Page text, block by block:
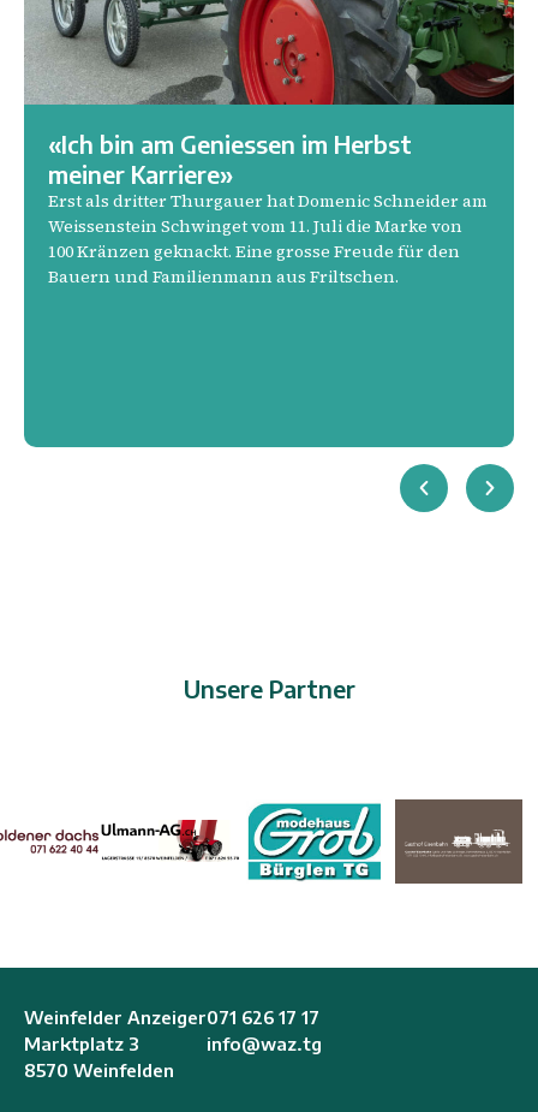
«Ich bin am Geniessen im Herbst
meiner Karriere»
Erst als dritter Thurgauer hat Domenic Schneider am
Weissenstein Schwinget vom 11. Juli die Marke von
100 Kränzen geknackt. Eine grosse Freude für den
Bauern und Familienmann aus Friltschen.
Unsere Partner
Weinfelder Anzeiger
Marktplatz 3
8570 Weinfelden
071 626 17 17
info@waz.tg